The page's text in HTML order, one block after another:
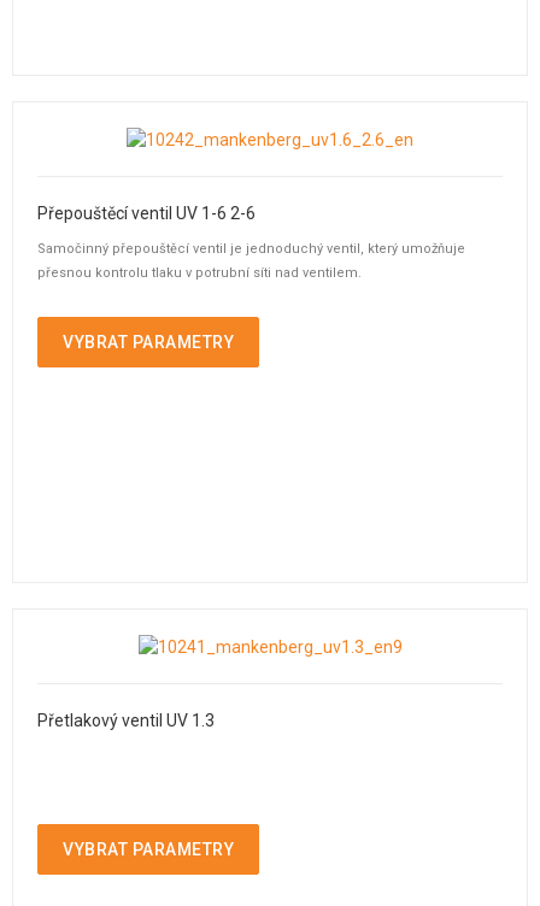
Přepouštěcí ventil UV 1-6 2-6
Samočinný přepouštěcí ventil je jednoduchý ventil, který umožňuje
přesnou kontrolu tlaku v potrubní síti nad ventilem.
VYBRAT PARAMETRY
Přetlakový ventil UV 1.3
VYBRAT PARAMETRY